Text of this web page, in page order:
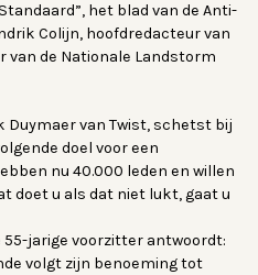
het blad van de Anti-
Colijn, hoofdredacteur van
van de Nationale Landstorm
Duymaer van Twist, schetst bij
doel voor een
nu 40.000 leden en willen
doet u als dat niet lukt, gaat u
55-jarige voorzitter antwoordt:
volgt zijn benoeming tot